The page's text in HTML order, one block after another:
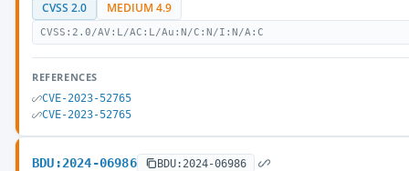
CVSS 2.0 MEDIUM 4.9
CVSS:2.0/AV:L/AC:L/Au:N/C:N/I:N/A:C
REFERENCES
CVE-2023-52765
CVE-2023-52765
BDU:2024-06986 BDU:2024-06986